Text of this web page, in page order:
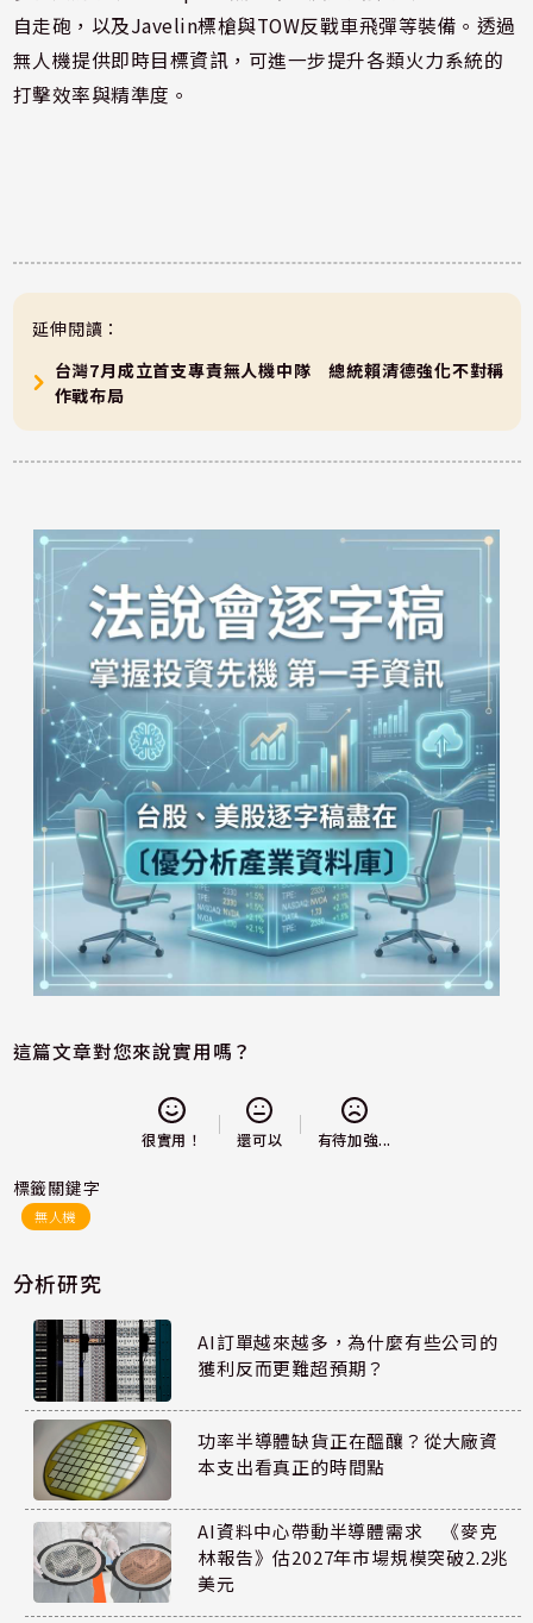
自走砲，以及Javelin標槍與TOW反戰車飛彈等裝備。透過
無人機提供即時目標資訊，可進一步提升各類火力系統的
打擊效率與精準度。
延伸閱讀：
台灣7月成立首支專責無人機中隊 總統賴清德強化不對稱
作戰布局
這篇文章對您來說實用嗎？
很實用！ 還可以 有待加強...
標籤關鍵字
無人機
分析研究
AI訂單越來越多，為什麼有些公司的
獲利反而更難超預期？
功率半導體缺貨正在醞釀？從大廠資
本支出看真正的時間點
AI資料中心帶動半導體需求 《麥克
林報告》估2027年市場規模突破2.2兆
美元